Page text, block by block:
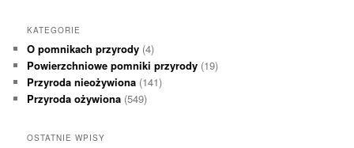
KATEGORIE
O pomnikach przyrody (4)
Powierzchniowe pomniki przyrody (19)
Przyroda nieożywiona (141)
Przyroda ożywiona (549)
OSTATNIE WPISY